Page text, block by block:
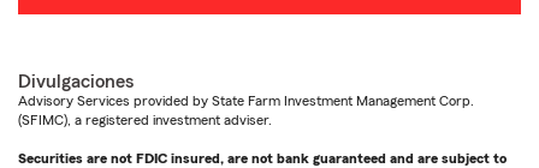
Divulgaciones
Advisory Services provided by State Farm Investment Management Corp.
(SFIMC), a registered investment adviser.
Securities are not FDIC insured, are not bank guaranteed and are subject to